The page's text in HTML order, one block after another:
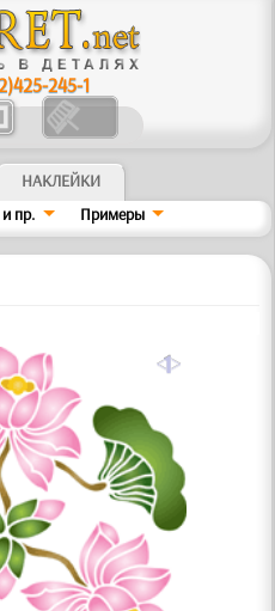
245-1
НАКЛЕЙКИ
пр. Примеры
a